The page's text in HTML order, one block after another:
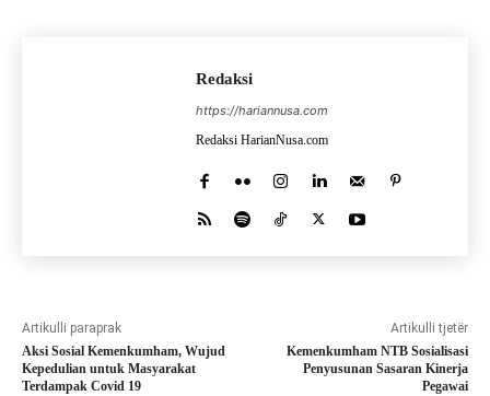
Redaksi
https://hariannusa.com
Redaksi HarianNusa.com
Artikulli paraprak
Aksi Sosial Kemenkumham, Wujud
Kepedulian untuk Masyarakat
Terdampak Covid 19
Artikulli tjetër
Kemenkumham NTB Sosialisasi
Penyusunan Sasaran Kinerja
Pegawai